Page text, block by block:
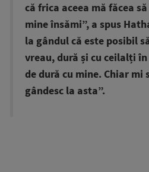
că frica aceea mă făcea
mine însămi”, a spus
la gândul că este posibil
vreau, dură și cu ceilalți
de dură cu mine. Chiar mi
gândesc la asta”.